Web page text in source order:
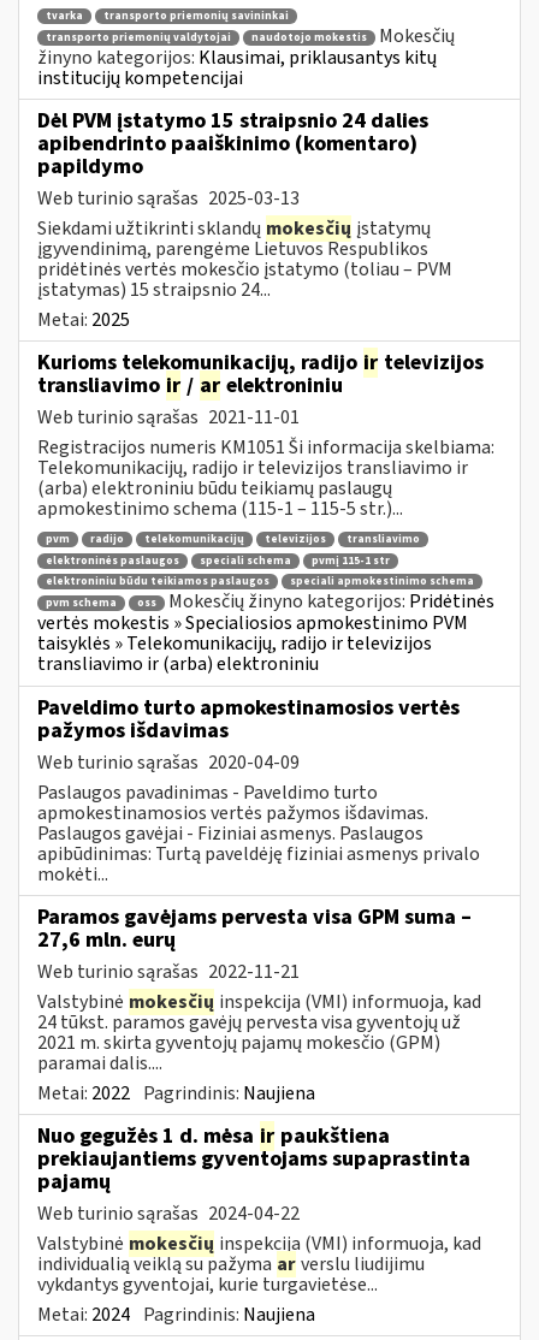
tvarka
transporto priemonių savininkai
transporto priemonių valdytojai
naudotojo mokestis
Mokesčių
žinyno kategorijos: Klausimai, priklausantys kitų
institucijų kompetencijai
Dėl PVM įstatymo 15 straipsnio 24 dalies
apibendrinto paaiškinimo (komentaro)
papildymo
Web turinio sąrašas 2025-03-13
Siekdami užtikrinti sklandų mokesčių įstatymų
įgyvendinimą, parengėme Lietuvos Respublikos
pridėtinės vertės mokesčio įstatymo (toliau – PVM
įstatymas) 15 straipsnio 24...
Metai: 2025
Kurioms telekomunikacijų, radijo ir televizijos
transliavimo ir / ar elektroniniu
Web turinio sąrašas 2021-11-01
Registracijos numeris KM1051 Ši informacija skelbiama:
Telekomunikacijų, radijo ir televizijos transliavimo ir
(arba) elektroniniu būdu teikiamų paslaugų
apmokestinimo schema (115-1 – 115-5 str.)...
pvm radijo telekomunikacijų televizijos
transliavimo
elektroninės paslaugos
speciali schema
pvmį 115-1 str
elektroniniu būdu teikiamos paslaugos
speciali apmokestinimo schema
pvm schema
oss Mokesčių žinyno kategorijos: Pridėtinės
vertės mokestis » Specialiosios apmokestinimo PVM
taisyklės » Telekomunikacijų, radijo ir televizijos
transliavimo ir (arba) elektroniniu
Paveldimo turto apmokestinamosios vertės
pažymos išdavimas
Web turinio sąrašas 2020-04-09
Paslaugos pavadinimas - Paveldimo turto
apmokestinamosios vertės pažymos išdavimas.
Paslaugos gavėjai - Fiziniai asmenys. Paslaugos
apibūdinimas: Turtą paveldėję fiziniai asmenys privalo
mokėti...
Paramos gavėjams pervesta visa GPM suma –
27,6 mln. eurų
Web turinio sąrašas 2022-11-21
Valstybinė mokesčių inspekcija (VMI) informuoja, kad
24 tūkst. paramos gavėjų pervesta visa gyventojų už
2021 m. skirta gyventojų pajamų mokesčio (GPM)
paramai dalis....
Metai: 2022 Pagrindinis: Naujiena
Nuo gegužės 1 d. mėsa ir paukštiena
prekiaujantiems gyventojams supaprastinta
pajamų
Web turinio sąrašas 2024-04-22
Valstybinė mokesčių inspekcija (VMI) informuoja, kad
individualią veiklą su pažyma arverslu liudijimu
vykdantys gyventojai, kurie turgavietėse...
Metai: 2024 Pagrindinis: Naujiena